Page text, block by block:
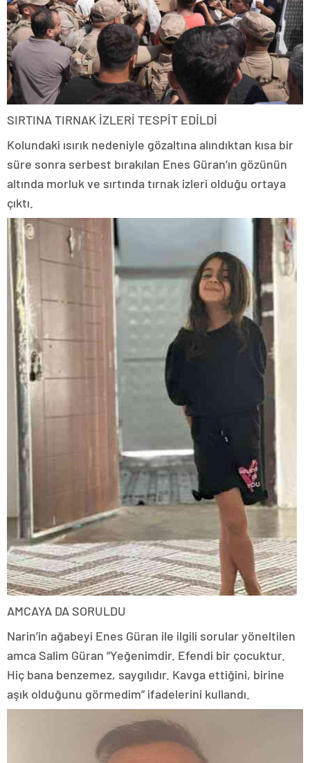
SIRTINA TIRNAK İZLERİ TESPİT EDİLDİ
Kolundaki ısırık nedeniyle gözaltına alındıktan kısa bir
süre sonra serbest bırakılan Enes Güran’ın gözünün
altında morluk ve sırtında tırnak izleri olduğu ortaya
çıktı.
AMCAYA DA SORULDU
Narin’in ağabeyi Enes Güran ile ilgili sorular yöneltilen
amca Salim Güran “Yeğenimdir. Efendi bir çocuktur.
Hiç bana benzemez, saygılıdır. Kavga ettiğini, birine
aşık olduğunu görmedim” ifadelerini kullandı.